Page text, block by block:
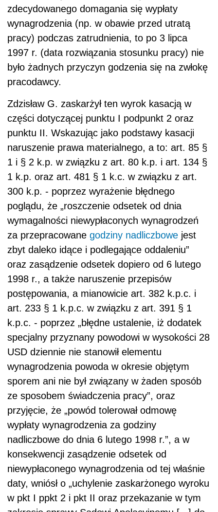
zdecydowanego domagania się wypłaty
wynagrodzenia (np. w obawie przed utratą
pracy) podczas zatrudnienia, to po 3 lipca
1997 r. (data rozwiązania stosunku pracy) nie
było żadnych przyczyn godzenia się na zwłokę
pracodawcy.
Zdzisław G. zaskarżył ten wyrok kasacją w
części dotyczącej punktu I podpunkt 2 oraz
punktu II. Wskazując jako podstawy kasacji
naruszenie prawa materialnego, a to: art. 85 §
1 i § 2 k.p. w związku z art. 80 k.p. i art. 134 §
1 k.p. oraz art. 481 § 1 k.c. w związku z art.
300 k.p. - poprzez wyrażenie błędnego
poglądu, że „roszczenie odsetek od dnia
wymagalności niewypłaconych wynagrodzeń
za przepracowane godziny nadliczbowe jest
zbyt daleko idące i podlegające oddaleniu”
oraz zasądzenie odsetek dopiero od 6 lutego
1998 r., a także naruszenie przepisów
postępowania, a mianowicie art. 382 k.p.c. i
art. 233 § 1 k.p.c. w związku z art. 391 § 1
k.p.c. - poprzez „błędne ustalenie, iż dodatek
specjalny przyznany powodowi w wysokości 28
USD dziennie nie stanowił elementu
wynagrodzenia powoda w okresie objętym
sporem ani nie był związany w żaden sposób
ze sposobem świadczenia pracy”, oraz
przyjęcie, że „powód tolerował odmowę
wypłaty wynagrodzenia za godziny
nadliczbowe do dnia 6 lutego 1998 r.”, a w
konsekwencji zasądzenie odsetek od
niewypłaconego wynagrodzenia od tej właśnie
daty, wniósł o „uchylenie zaskarżonego wyroku
w pkt I ppkt 2 i pkt II oraz przekazanie w tym